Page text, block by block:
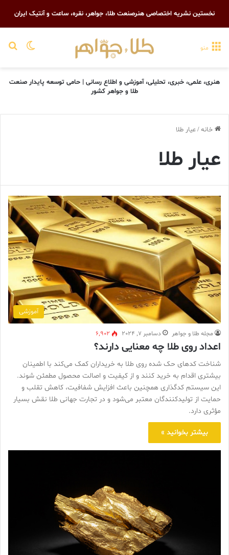
نخستین نشریه اختصاصی هنرصنعت طلا، جواهر، نقره، ساعت و آنتیک ایران
تغییر منو
هنری، علمی، خبری، تحلیلی، آموزشی و اطلاع رسانی | حامی توسعه پایدار صنعت
طلا و جواهر کشور
خانه/عیار طلا
عیار طلا
آموزشی
مجله طلا و جواهر دسامبر 7, 2024 6,902
اعداد روی طلا چه معنایی دارند؟
شناخت کدهای حک شده روی طلا به خریداران کمک می‌کند با اطمینان
بیشتری اقدام به خرید کنند و از کیفیت و اصالت محصول مطمئن شوند.
این سیستم کدگذاری همچنین باعث افزایش شفافیت، کاهش تقلب و
حمایت از تولیدکنندگان معتبر می‌شود و در تجارت جهانی طلا نقش بسیار
مؤثری دارد.
بیشتر بخوانید »